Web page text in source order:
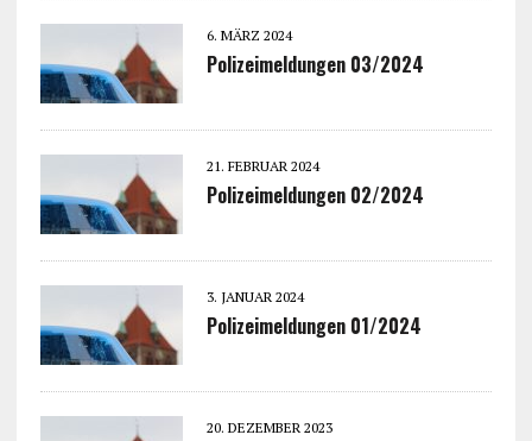
6. MÄRZ 2024
Polizeimeldungen 03/2024
21. FEBRUAR 2024
Polizeimeldungen 02/2024
3. JANUAR 2024
Polizeimeldungen 01/2024
20. DEZEMBER 2023